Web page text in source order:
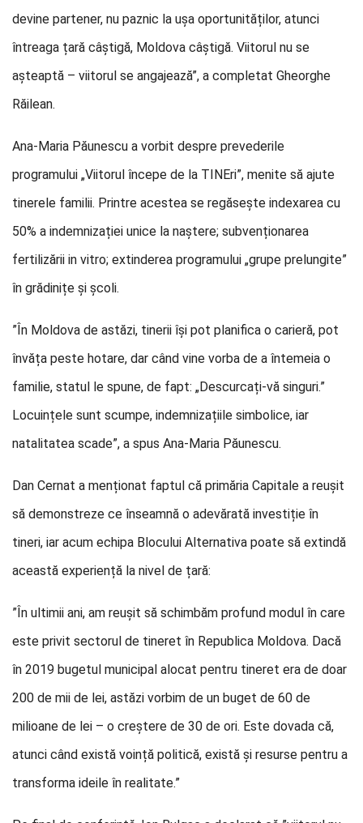
devine partener, nu paznic la ușa oportunităților, atunci
întreaga țară câștigă, Moldova câștigă. Viitorul nu se
așteaptă – viitorul se angajează”, a completat Gheorghe
Răilean.
Ana-Maria Păunescu a vorbit despre prevederile
programului „Viitorul începe de la TINEri”, menite să ajute
tinerele familii. Printre acestea se regăsește indexarea cu
50% a indemnizației unice la naștere; subvenționarea
fertilizării in vitro; extinderea programului „grupe prelungite”
în grădinițe și școli.
”În Moldova de astăzi, tinerii își pot planifica o carieră, pot
învăța peste hotare, dar când vine vorba de a întemeia o
familie, statul le spune, de fapt: „Descurcați-vă singuri.”
Locuințele sunt scumpe, indemnizațiile simbolice, iar
natalitatea scade”, a spus Ana-Maria Păunescu.
Dan Cernat a menționat faptul că primăria Capitale a reușit
să demonstreze ce înseamnă o adevărată investiție în
tineri, iar acum echipa Blocului Alternativa poate să extindă
această experiență la nivel de țară:
”În ultimii ani, am reușit să schimbăm profund modul în care
este privit sectorul de tineret în Republica Moldova. Dacă
în 2019 bugetul municipal alocat pentru tineret era de doar
200 de mii de lei, astăzi vorbim de un buget de 60 de
milioane de lei – o creștere de 30 de ori. Este dovada că,
atunci când există voință politică, există și resurse pentru a
transforma ideile în realitate.”